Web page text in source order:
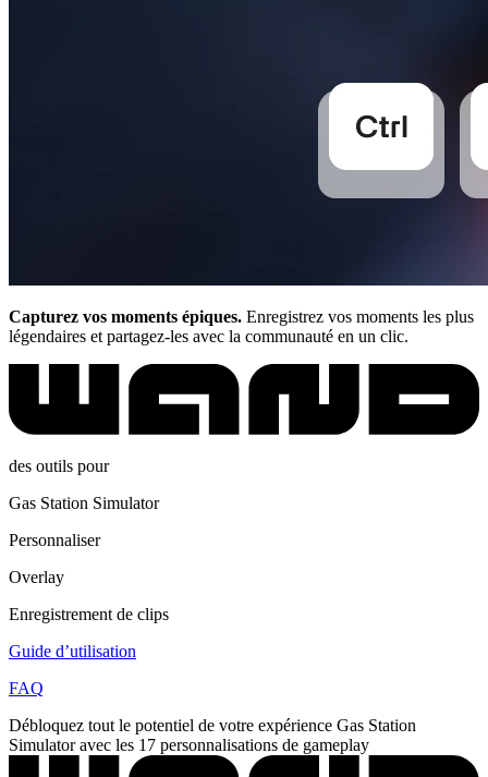
Capturez vos moments épiques. Enregistrez vos moments les plus
légendaires et partagez-les avec la communauté en un clic.
des outils pour
Gas Station Simulator
Personnaliser
Overlay
Enregistrement de clips
Guide d’utilisation
FAQ
Débloquez tout le potentiel de votre expérience Gas Station
Simulator avec les 17 personnalisations de gameplay